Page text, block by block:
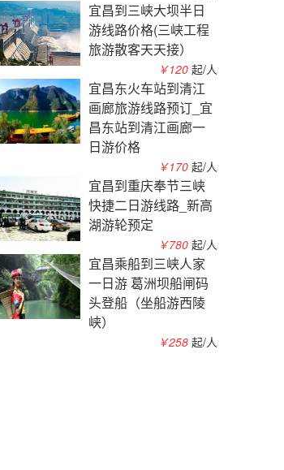
宜昌到三峡大坝半日
游线路价格(三峡工程
旅游散客天天接）
￥120起/人
宜昌东火车站到清江
画廊旅游线路预订_宜
昌东站到清江画廊一
日游价格
￥170起/人
宜昌到重庆奉节三峡
快捷二日游线路_新高
湖游轮预定
￥780起/人
宜昌乘船到三峡人家
一日游 葛洲坝船闸码
头登船（坐船游西陵
峡）
￥258起/人